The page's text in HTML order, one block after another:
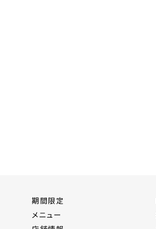
期間限定
メニュー